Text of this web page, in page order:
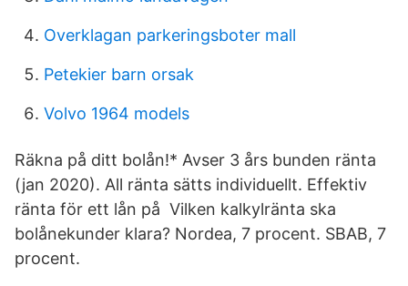
Overklagan parkeringsboter mall
Petekier barn orsak
Volvo 1964 models
Räkna på ditt bolån!* Avser 3 års bunden ränta
(jan 2020). All ränta sätts individuellt. Effektiv
ränta för ett lån på Vilken kalkylränta ska
bolånekunder klara? Nordea, 7 procent. SBAB, 7
procent.